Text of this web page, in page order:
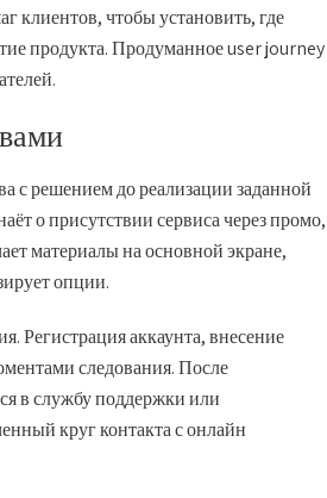
клиентов, чтобы установить, где
продукта. Продуманное user journey
с решением до реализации заданной
о присутствии сервиса через промо,
материалы на основной экране,
опции.
Регистрация аккаунта, внесение
следования. После
в службу поддержки или
круг контакта с онлайн